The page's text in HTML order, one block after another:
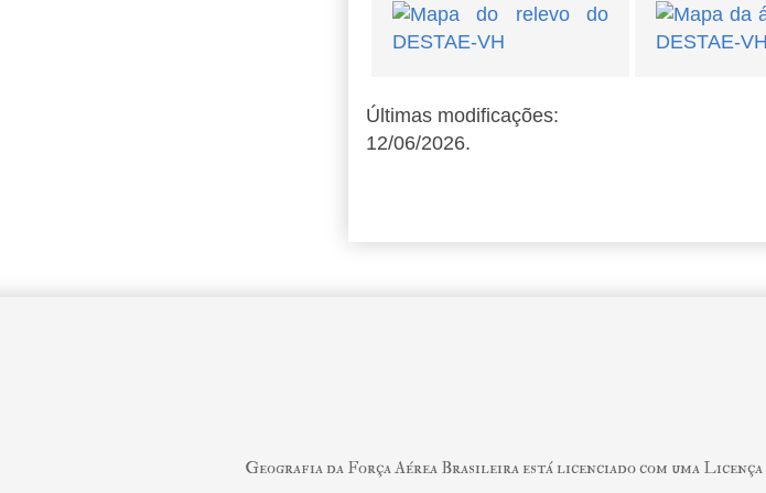
Últimas modificações:
12/06/2026.
Geografia da Força Aérea Brasileira está licenciado com uma Licença